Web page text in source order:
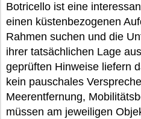
Botricello ist eine
einen küstenbezogenen
Rahmen suchen und die
ihrer tatsächlichen Lage
geprüften Hinweise liefern
kein pauschales
Meerentfernung,
müssen am jeweiligen